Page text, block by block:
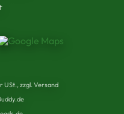
USt., zzgl. Versand